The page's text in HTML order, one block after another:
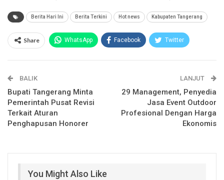
Berita Hari Ini Berita Terkini Hot news Kabupaten Tangerang
Share WhatsApp Facebook Twitter
Telegram
BALIK
Bupati Tangerang Minta
Pemerintah Pusat Revisi
Terkait Aturan
Penghapusan Honorer
LANJUT
29 Management, Penyedia
Jasa Event Outdoor
Profesional Dengan Harga
Ekonomis
You Might Also Like